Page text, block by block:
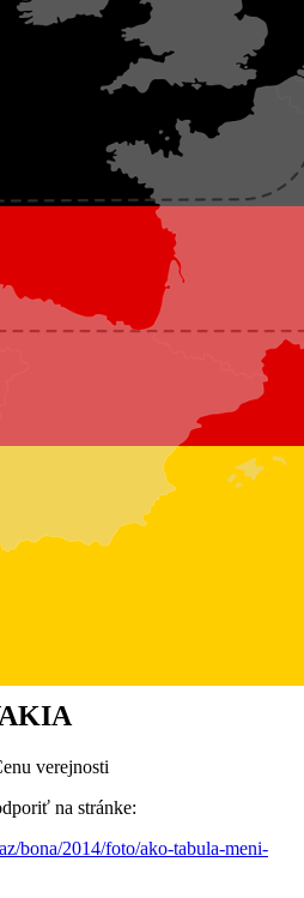
verejnosti
na stránke:
bona/2014/foto/ako-tabula-meni-